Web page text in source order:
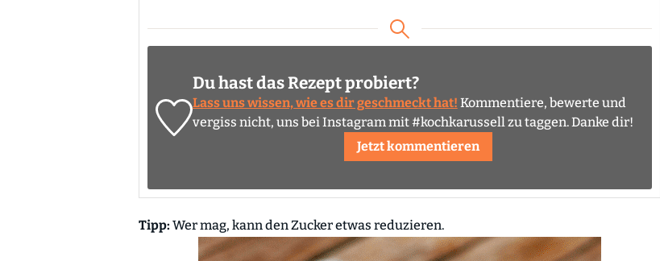
Du hast das Rezept probiert?
Lass uns wissen, wie es dir geschmeckt hat! Kommentiere, bewerte und
vergiss nicht, uns bei Instagram mit #kochkarussell zu taggen. Danke dir!
Jetzt kommentieren
Tipp: Wer mag, kann den Zucker etwas reduzieren.